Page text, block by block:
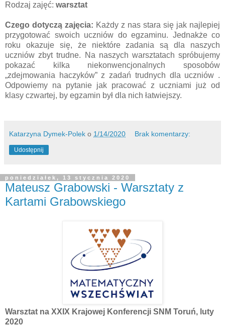
Rodzaj zajęć: warsztat
Czego dotyczą zajęcia: Każdy z nas stara się jak najlepiej
przygotować swoich uczniów do egzaminu. Jednakże co
roku okazuje się, że niektóre zadania są dla naszych
uczniów zbyt trudne. Na naszych warsztatach spróbujemy
pokazać kilka niekonwencjonalnych sposobów
„zdejmowania haczyków” z zadań trudnych dla uczniów .
Odpowiemy na pytanie jak pracować z uczniami już od
klasy czwartej, by egzamin był dla nich łatwiejszy.
Katarzyna Dymek-Polek o 1/14/2020 Brak komentarzy:
Udostępnij
poniedziałek, 13 stycznia 2020
Mateusz Grabowski - Warsztaty z
Kartami Grabowskiego
Warsztat na XXIX Krajowej Konferencji SNM Toruń, luty
2020